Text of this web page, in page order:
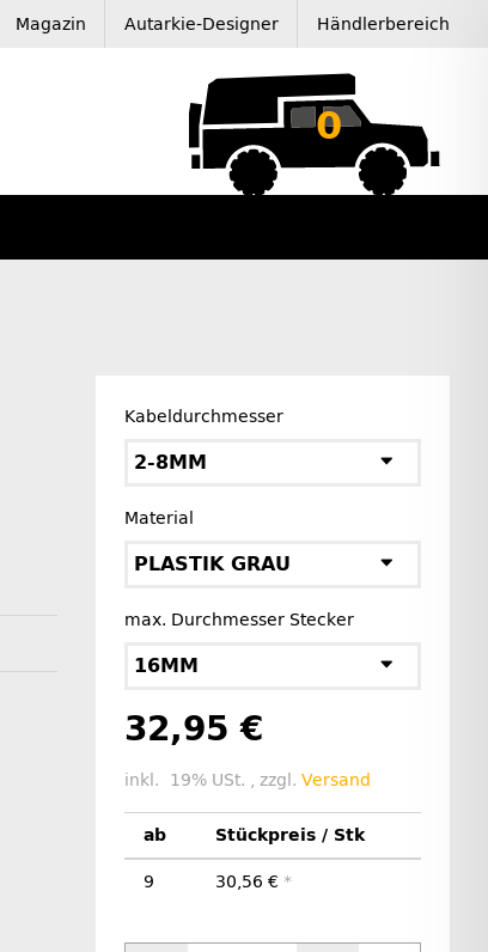
Magazin Autarkie-Designer Händlerbereich
0
Kabeldurchmesser
2-8MM
Material
PLASTIK GRAU
max. Durchmesser Stecker
16MM
32,95 €
inkl. 19% USt. , zzgl. Versand
ab Stückpreis / Stk
9 30,56 € *